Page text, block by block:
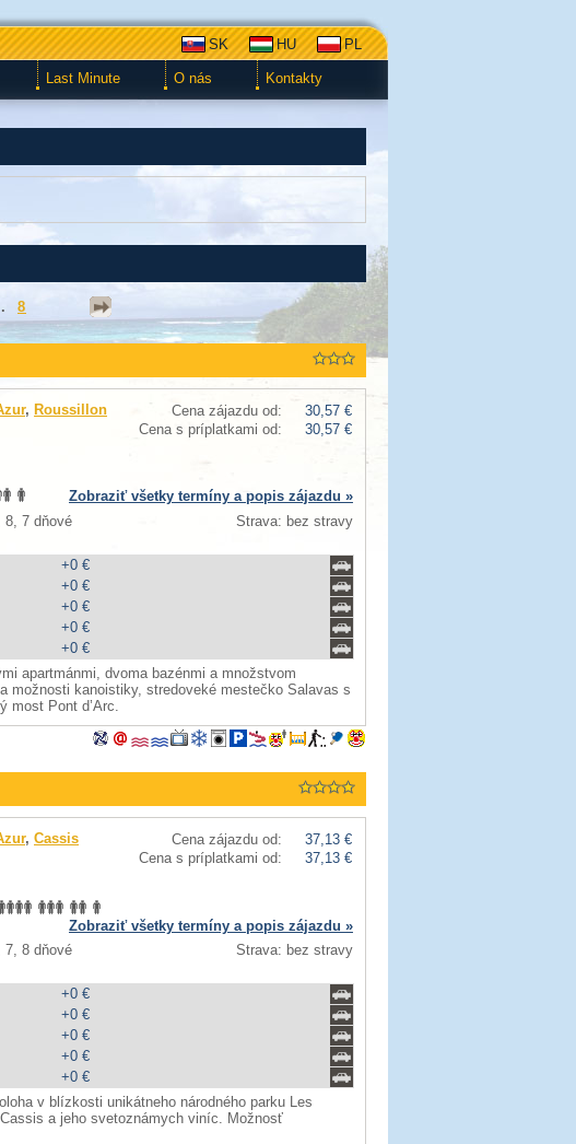
SK HU PL
Last Minute O nás Kontakty
8
Cena zájazdu od:
30,57 €
Cena s príplatkami od:
30,57 €
, Roussillon
Zobraziť všetky termíny a popis zájazdu »
8, 7 dňové Strava: bez stravy
+0 €
+0 €
+0 €
+0 €
+0 €
apartmánmi, dvoma bazénmi a množstvom
kanoistiky, stredoveké mestečko Salavas s
most Pont d’Arc.
Cena zájazdu od:
37,13 €
Cena s príplatkami od:
37,13 €
, Cassis
Zobraziť všetky termíny a popis zájazdu »
7, 8 dňové Strava: bez stravy
+0 €
+0 €
+0 €
+0 €
+0 €
v blízkosti unikátneho národného parku Les
a jeho svetoznámych viníc. Možnosť